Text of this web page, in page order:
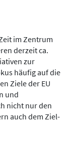
im Zentrum
derzeit ca.
zur
häufig auf die
Ziele der EU
und
nicht nur den
auch dem Ziel-